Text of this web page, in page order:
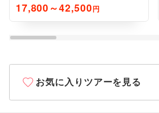
17,800～42,500円
お気に入りツアーを見る